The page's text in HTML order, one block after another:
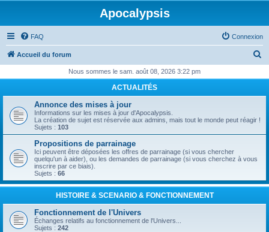
Apocalypsis
FAQ Connexion
Accueil du forum
h
r
Nous sommes le sam. août 08, 2026 3:22 pm
ACTUALITÉS
Annonce des mises à jour
Informations sur les mises à jour d'Apocalypsis.
La création de sujet est réservée aux admins, mais tout le monde peut réagir !
Sujets : 103
Propositions de parrainage
Ici peuvent être déposées les offres de parrainage (si vous chercher
quelqu'un à aider), ou les demandes de parrainage (si vous cherchez à vous
inscrire par ce biais).
Sujets : 66
HISTOIRE & SCENARIO & FONCTIONNEMENT
Fonctionnement de l'Univers
Échanges relatifs au fonctionnement de l'Univers...
Sujets : 242